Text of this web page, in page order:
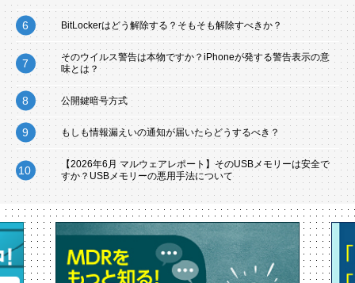
BitLockerはどう解除する？そもそも解除すべきか？
そのウイルス警告は本物ですか？iPhoneが発する警告表示の意
味とは？
公開鍵暗号方式
もしも情報漏えいの通知が届いたらどうするべき？
【2026年6月 マルウェアレポート】そのUSBメモリーは安全で
すか？USBメモリーの悪用手法について